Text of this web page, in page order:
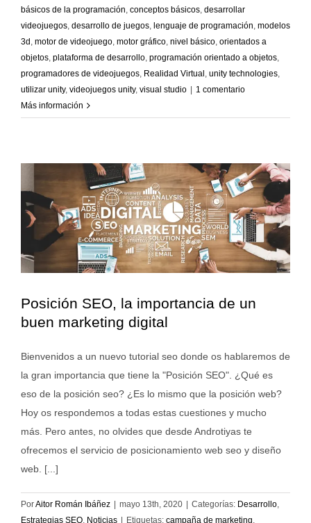
básicos de la programación conceptos básicos desarrollar
videojuegos desarrollo de juegos lenguaje de programación modelos
3d motor de videojuego motor gráfico nivel básico orientados a
objetos plataforma de desarrollo programación orientado a objetos
programadores de videojuegos Realidad Virtual unity technologies
utilizar unity, videojuegos unity, visual studio | 1 comentario
Más información
Posición SEO, la importancia de un
buen marketing digital
Bienvenidos a un nuevo tutorial seo donde os hablaremos de
la gran importancia que tiene la "Posición SEO". ¿Qué es
eso de la posición seo? ¿Es lo mismo que la posición web?
Hoy os respondemos a todas estas cuestiones y mucho
más. Pero antes, no olvides que desde Androtiyas te
ofrecemos el servicio de posicionamiento web seo y diseño
web. [...]
PorAitor Román Ibáñez | mayo 13th, 2020 | Categorías: Desarrollo
Estrategias SEO Noticias | Etiquetas: campaña de marketing